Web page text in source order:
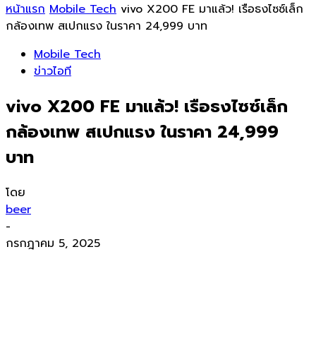
หน้าแรก Mobile Tech vivo X200 FE มาแล้ว! เรือธงไซซ์เล็ก
กล้องเทพ สเปกแรง ในราคา 24,999 บาท
Mobile Tech
ข่าวไอที
vivo X200 FE มาแล้ว! เรือธงไซซ์เล็ก
กล้องเทพ สเปกแรง ในราคา 24,999
บาท
โดย
beer
-
กรกฎาคม 5, 2025